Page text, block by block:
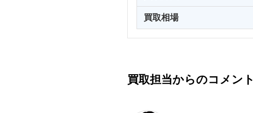
買取相場
買取担当からのコメント